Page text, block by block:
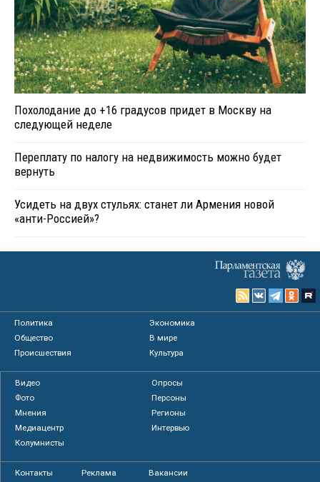
Похолодание до +16 градусов придет в Москву на
следующей неделе
Переплату по налогу на недвижимость можно будет
вернуть
Усидеть на двух стульях: станет ли Армения новой
«анти-Россией»?
Политика
Экономика
Общество
В мире
Происшествия
Культура
Видео
Опросы
Фото
Персоны
Мнения
Регионы
Медиацентр
Интервью
Колумнисты
Контакты Реклама Вакансии